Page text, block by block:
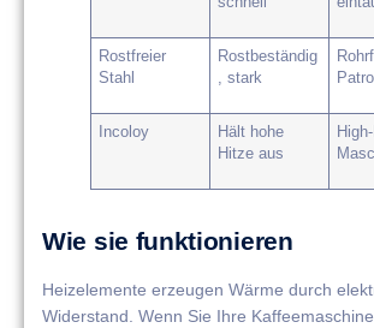
Rostfreier
Stahl
Rostbeständig
, stark
Incoloy
Hält hohe
Hitze aus
Wie sie funktionieren
Heizelemente erzeugen Wärme durch
Widerstand. Wenn Sie Ihre